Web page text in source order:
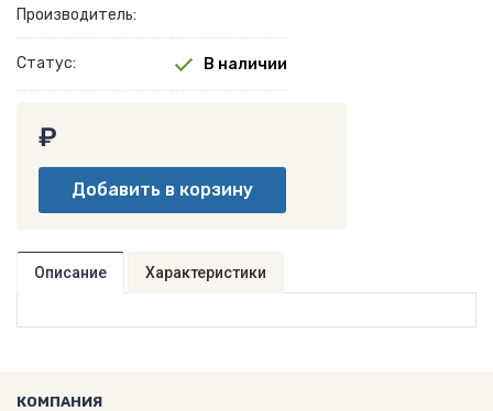
Производитель:
Статус: В наличии
₽
Описание Характеристики
КОМПАНИЯ